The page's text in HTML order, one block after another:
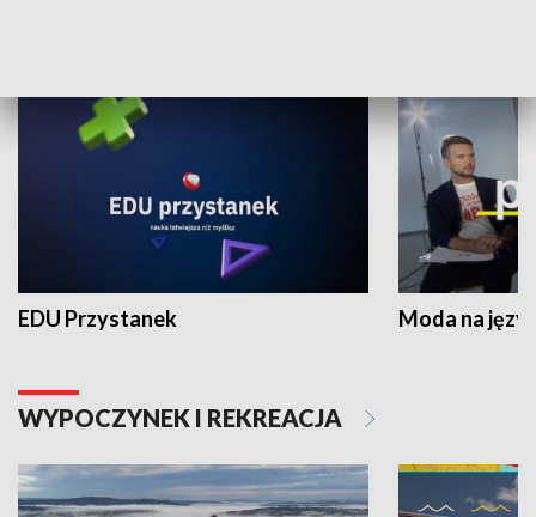
EDU Przystanek Moda na
WYPOCZYNEK I REKREACJA